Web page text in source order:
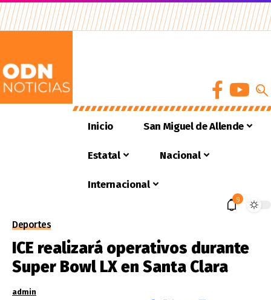
Inicio San Miguel de Allende
Estatal Nacional
Internacional
9
Deportes
ICE realizará operativos durante
Super Bowl LX en Santa Clara
admin